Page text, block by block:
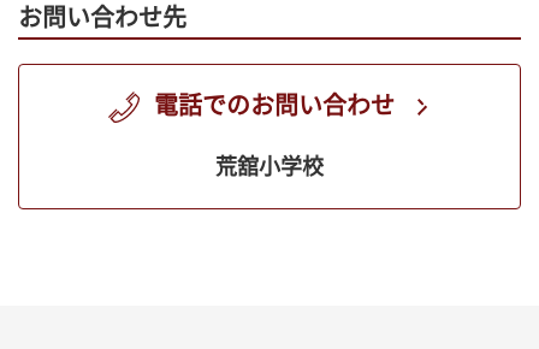
お問い合わせ先
電話でのお問い合わせ
荒舘小学校